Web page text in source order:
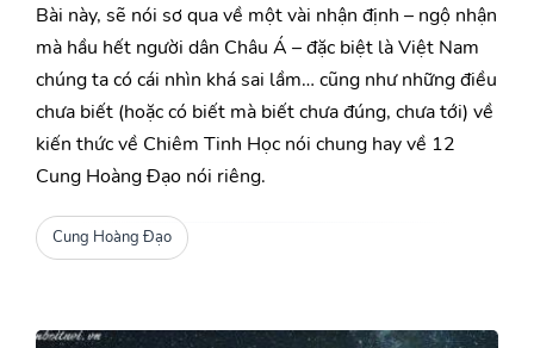
Bài này, sẽ nói sơ qua về một vài nhận định – ngộ nhận
mà hầu hết người dân Châu Á – đặc biệt là Việt Nam
chúng ta có cái nhìn khá sai lầm… cũng như những điều
chưa biết (hoặc có biết mà biết chưa đúng, chưa tới) về
kiến thức về Chiêm Tinh Học nói chung hay về 12
Cung Hoàng Đạo nói riêng.
Cung Hoàng Đạo